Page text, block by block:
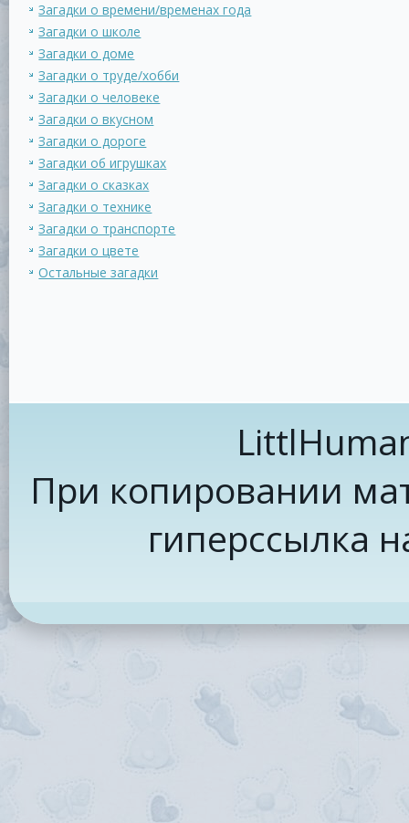
Загадки о времени/временах года
Загадки о школе
Загадки о доме
Загадки о труде/хобби
Загадки о человеке
Загадки о вкусном
Загадки о дороге
Загадки об игрушках
Загадки о сказках
Загадки о технике
Загадки о транспорте
Загадки о цвете
Остальные загадки
При копировании
гиперссылка